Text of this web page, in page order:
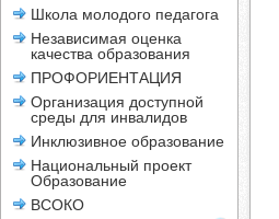
Школа молодого педагога
Независимая оценка
качества образования
ПРОФОРИЕНТАЦИЯ
Организация доступной
среды для инвалидов
Инклюзивное образование
Национальный проект
Образование
ВСОКО